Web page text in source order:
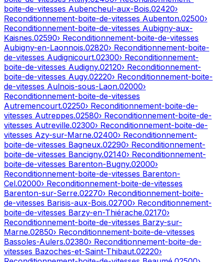
boite-de-vitesses Aubencheul-aux-Bois.02420›
Reconditionnement-boite-de-vitesses Aubenton.02500›
Reconditionnement-boite-de-vitesses Aubigny-aux-
Kaisnes.02590› Reconditionnement-boite-de-vitesses
Aubigny-en-Laonnois.02820› Reconditionnement-boite-
de-vitesses Audignicourt.02300› Reconditionnement-
boite-de-vitesses Audigny.02120› Reconditionnement-
boite-de-vitesses Augy.02220› Reconditionnement-boite-
de-vitesses Aulnois-sous-Laon.02000›
Reconditionnement-boite-de-vitesses
Autremencourt.02250› Reconditionnement-boite-de-
vitesses Autreppes.02580› Reconditionnement-boite-de-
vitesses Autreville.02300› Reconditionnement-boite-de-
vitesses Azy-sur-Marne.02400› Reconditionnement-
boite-de-vitesses Bagneux.02290› Reconditionnement-
boite-de-vitesses Bancigny.02140› Reconditionnement-
boite-de-vitesses Barenton-Bugny.02000›
Reconditionnement-boite-de-vitesses Barenton-
Cel.02000› Reconditionnement-boite-de-vitesses
Barenton-sur-Serre.02270› Reconditionnement-boite-
de-vitesses Barisis-aux-Bois.02700› Reconditionnement-
boite-de-vitesses Barzy-en-Thiérache.02170›
Reconditionnement-boite-de-vitesses Barzy-sur-
Marne.02850› Reconditionnement-boite-de-vitesses
Bassoles-Aulers.02380› Reconditionnement-boite-de-
vitesses Bazoches-et-Saint-Thibaut.02220›